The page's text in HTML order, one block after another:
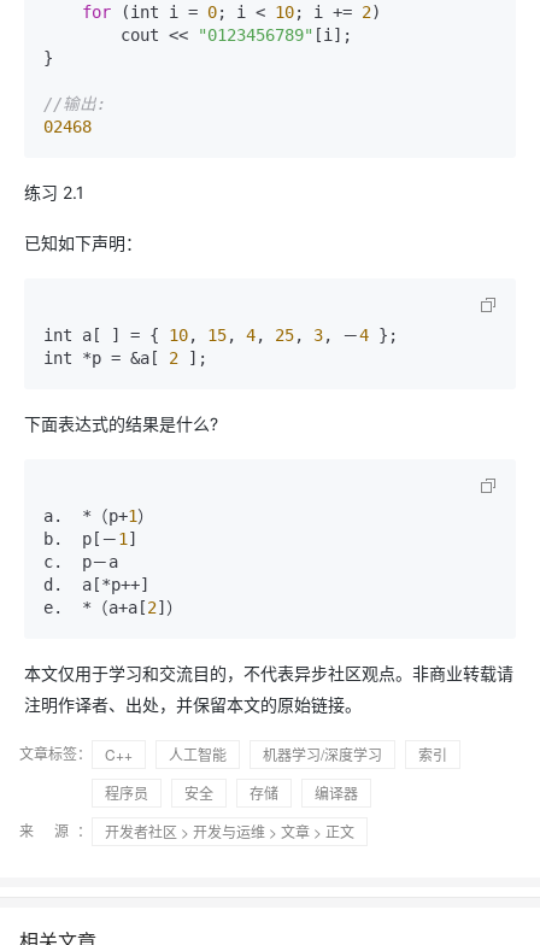
for (int i = 0; i < 10; i += 2)
        cout <<
"0123456789" [i];
}
//输出:
02468
练习 2.1
已知如下声明：
int a[ ] = { 10, 15, 4, 25, 3, －4 };
int *p = &a[ 2
下面表达式的结果是什么?
a.  *（p+1）
b.  p[－1 ]
c.  p－a
d.  a[*p++]
e.  *（a+a[2
本文仅用于学习和交流目的，不代表异步社区观点。非商业转载请
注明作译者、出处，并保留本文的原始链接。
文章标签： C++ 人工智能 机器学习/深度学习
索引
程序员
安全 存储
编译器
来 源：
开发者社区 > 开发与运维 > 文章 > 正文